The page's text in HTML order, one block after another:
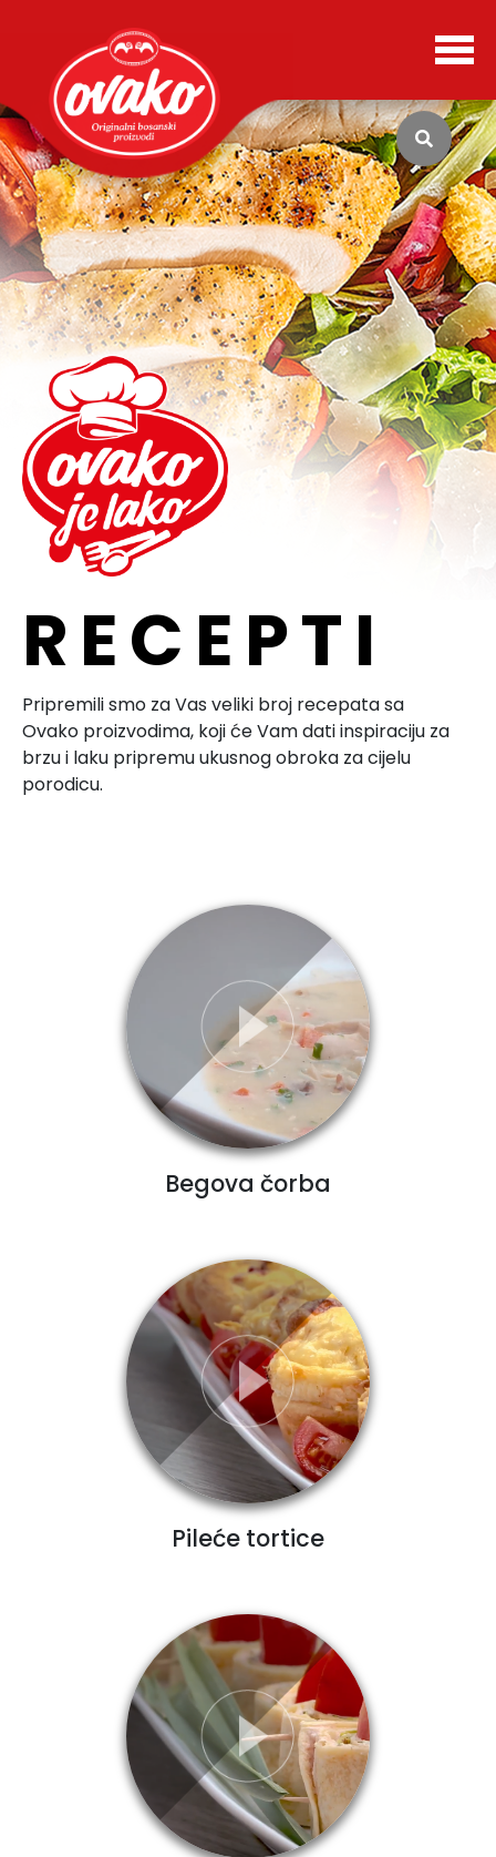
RECEPTI
Pripremili smo za Vas veliki broj recepata sa
Ovako proizvodima, koji će Vam dati inspiraciju za
brzu i laku pripremu ukusnog obroka za cijelu
porodicu.
Begova čorba
Pileće tortice